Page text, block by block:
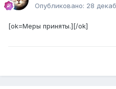
Опубликовано: 28
[ok=Меры приняты.][/ok]